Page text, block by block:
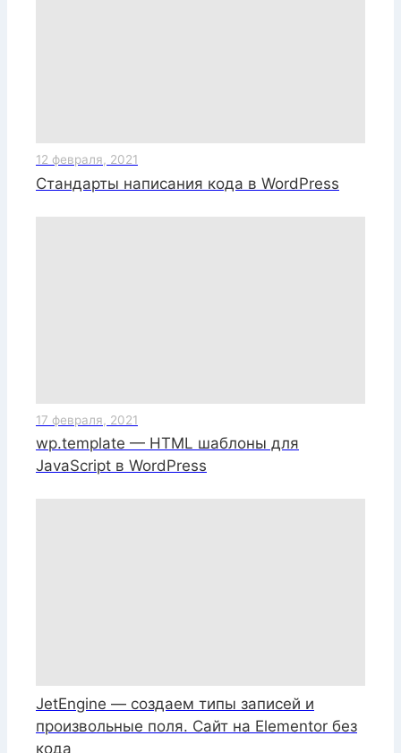
12 февраля, 2021
Стандарты написания кода в WordPress
17 февраля, 2021
wp.template — HTML шаблоны для
JavaScript в WordPress
JetEngine — создаем типы записей и
произвольные поля. Сайт на Elementor без
кода